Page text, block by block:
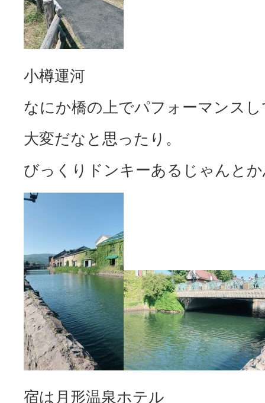
小樽運河
なにか橋の上でパフォーマンス
大変だなと思ったり。
びっくりドンキーあるじゃんと
宿は月形温泉ホテル